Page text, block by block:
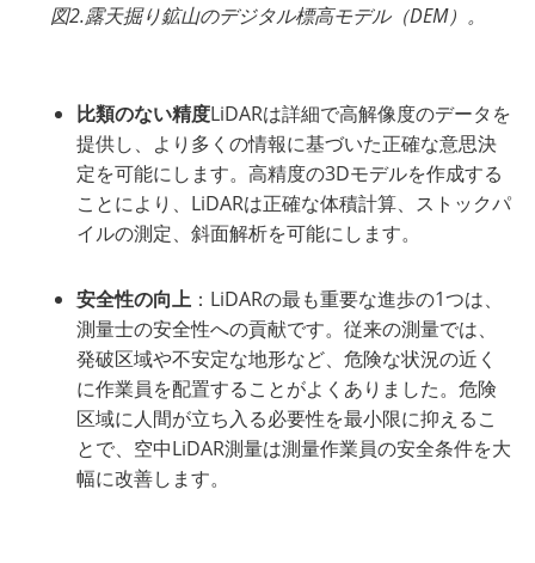
図2.露天掘り鉱山のデジタル標高モデル（DEM）。
比類のない精度LiDARは詳細で高解像度のデータを
提供し、より多くの情報に基づいた正確な意思決
定を可能にします。高精度の3Dモデルを作成する
ことにより、LiDARは正確な体積計算、ストックパ
イルの測定、斜面解析を可能にします。
安全性の向上 ：LiDARの最も重要な進歩の1つは、
測量士の安全性への貢献です。従来の測量では、
発破区域や不安定な地形など、危険な状況の近く
に作業員を配置することがよくありました。危険
区域に人間が立ち入る必要性を最小限に抑えるこ
とで、空中LiDAR測量は測量作業員の安全条件を大
幅に改善します。